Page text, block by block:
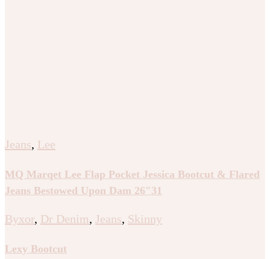
Jeans, Lee
MQ Marqet Lee Flap Pocket Jessica Bootcut & Flared
Jeans Bestowed Upon Dam 26″31
Byxor, Dr Denim, Jeans, Skinny
Lexy Bootcut